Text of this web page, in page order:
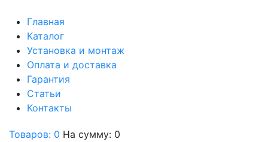
Главная
Каталог
Установка и монтаж
Оплата и доставка
Гарантия
Статьи
Контакты
Товаров: 0 На сумму: 0